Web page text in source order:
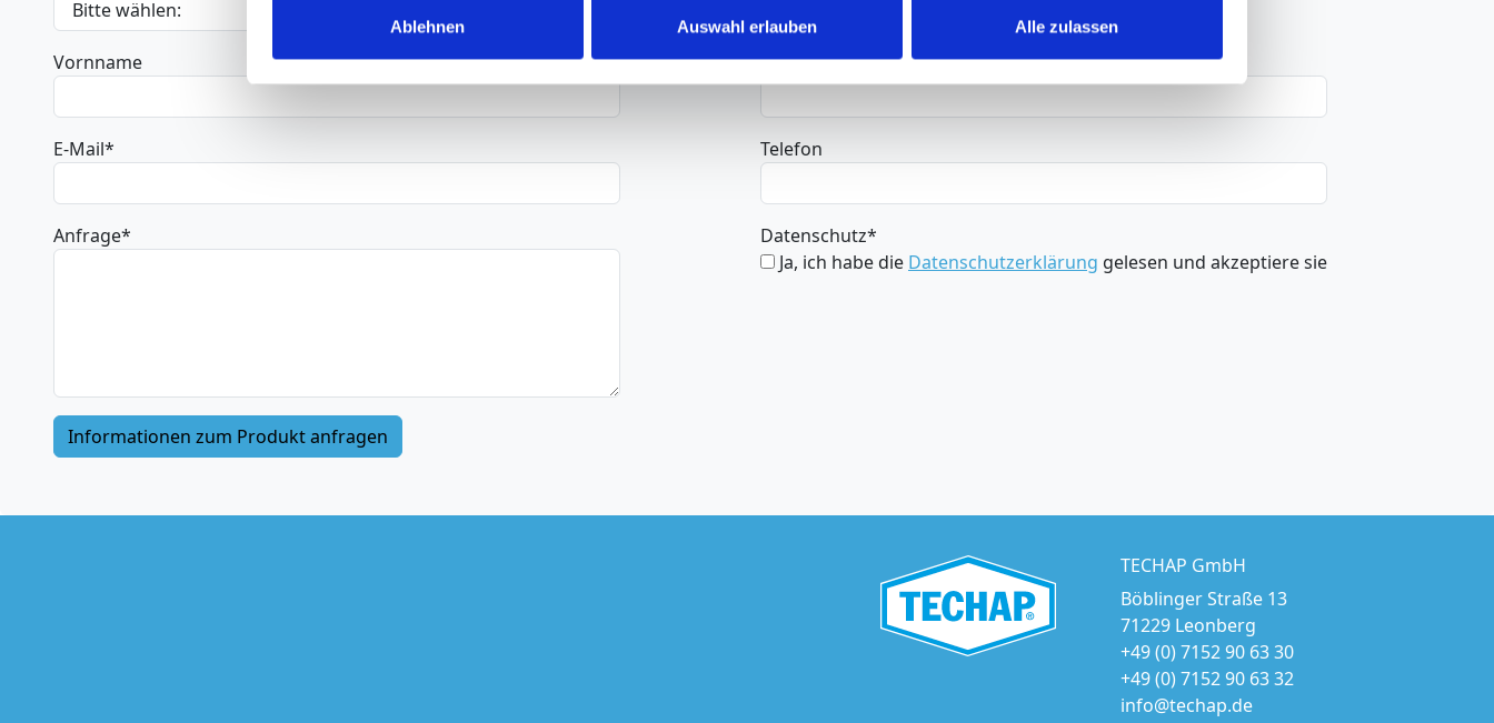
Ablehnen Auswahl erlauben Alle zulassen
Vornname Nachname*
E-Mail* Telefon
Anfrage* Datenschutz*
Ja, ich habe die Datenschutzerklärung gelesen und akzeptiere sie
TECHAP GmbH
Böblinger Straße 13
71229 Leonberg
+49 (0) 7152 90 63 30
+49 (0) 7152 90 63 32
info@techap.de